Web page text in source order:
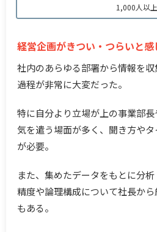
1,000人以上
経営企画がきつい・つらいと感
社内のあらゆる部署から情報を
過程が非常に大変だった。
特に自分より立場が上の事業部
気を遣う場面が多く、聞き方や
が必要。
また、集めたデータをもとに分
精度や論理構成について社長か
もある。